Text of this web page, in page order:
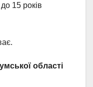
15 років
області